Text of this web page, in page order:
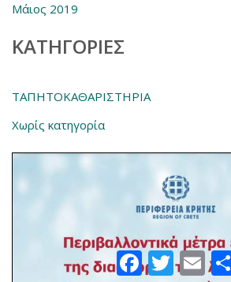
Μάιος 2019
KΑΤΗΓΟΡΊΕΣ
ΤΑΠΗΤΟΚΑΘΑΡΙΣΤΗΡΙΑ
Χωρίς κατηγορία
FacebookTwitterEmail